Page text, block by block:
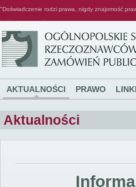
"Doświadczenie rodzi prawa, nigdy znajomość
AKTUALNOŚCI PRAWO LINKI
Aktualności